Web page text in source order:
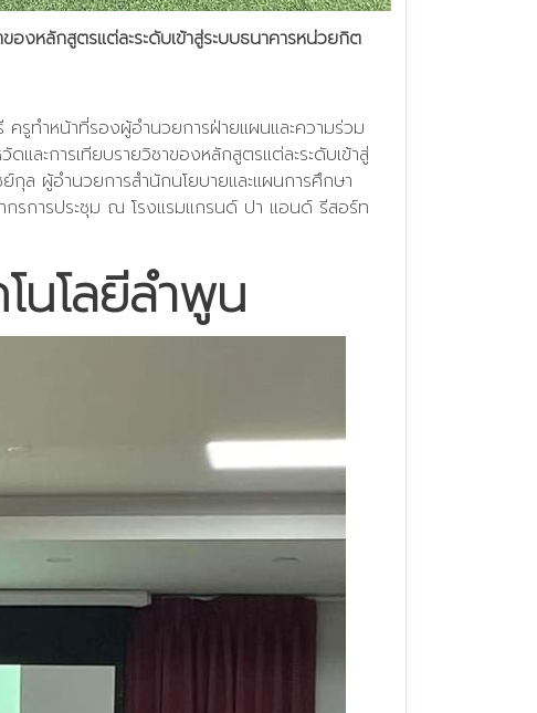
งหลักสูตรแต่ละระดับเข้าสู่ระบบธนาคารหน่วยกิต
รูทำหน้าที่รองผู้อำนวยการฝ่ายแผนและความร่วม
ละการเทียบรายวิชาของหลักสูตรแต่ละระดับเข้าสู่
ล ผู้อำนวยการสำนักนโยบายและแผนการศึกษา
รการประชุม ณ โรงแรมแกรนด์ ปา แอนด์ รีสอร์ท
นโลยีลำพูน